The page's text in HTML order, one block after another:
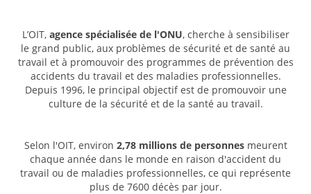
L’OIT, agence spécialisée de l'ONU, cherche à sensibiliser
le grand public, aux problèmes de sécurité et de santé au
travail et à promouvoir des programmes de prévention des
accidents du travail et des maladies professionnelles.
Depuis 1996, le principal objectif est de promouvoir une
culture de la sécurité et de la santé au travail.
Selon l'OIT, environ 2,78 millions de personnesmeurent
chaque année dans le monde en raison d'accident du
travail ou de maladies professionnelles, ce qui représente
plus de 7600 décès par jour.